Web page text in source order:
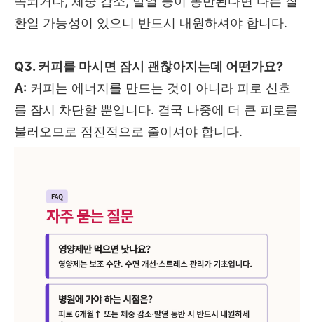
환일 가능성이 있으니 반드시 내원하셔야 합니다.
Q3. 커피를 마시면 잠시 괜찮아지는데 어떤가요?
A: 커피는 에너지를 만드는 것이 아니라 피로 신호
를 잠시 차단할 뿐입니다. 결국 나중에 더 큰 피로를
불러오므로 점진적으로 줄이셔야 합니다.